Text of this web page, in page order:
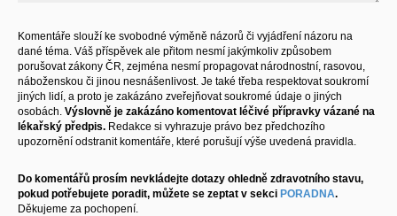
Komentáře slouží ke svobodné výměně názorů či vyjádření názoru na
dané téma. Váš příspěvek ale přitom nesmí jakýmkoliv způsobem
porušovat zákony ČR, zejména nesmí propagovat národnostní, rasovou,
náboženskou či jinou nesnášenlivost. Je také třeba respektovat soukromí
jiných lidí, a proto je zakázáno zveřejňovat soukromé údaje o jiných
osobách. Výslovně je zakázáno komentovat léčivé přípravky vázané na
lékařský předpis. Redakce si vyhrazuje právo bez předchozího
upozornění odstranit komentáře, které porušují výše uvedená pravidla.
Do komentářů prosím nevkládejte dotazy ohledně zdravotního stavu,
pokud potřebujete poradit, můžete se zeptat v sekci PORADNA.
Děkujeme za pochopení.